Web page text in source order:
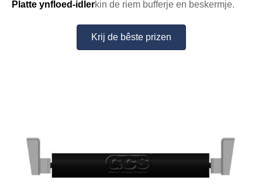
Platte ynfloed-idlerkin de riem bufferje en beskermje.
Krij de bêste prizen